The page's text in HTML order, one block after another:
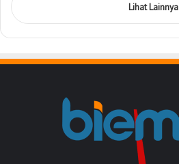
Lihat Lainnya